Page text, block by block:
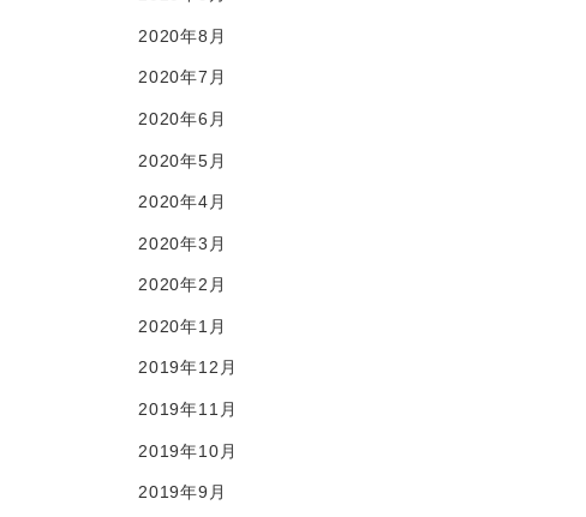
2020年8月
2020年7月
2020年6月
2020年5月
2020年4月
2020年3月
2020年2月
2020年1月
2019年12月
2019年11月
2019年10月
2019年9月